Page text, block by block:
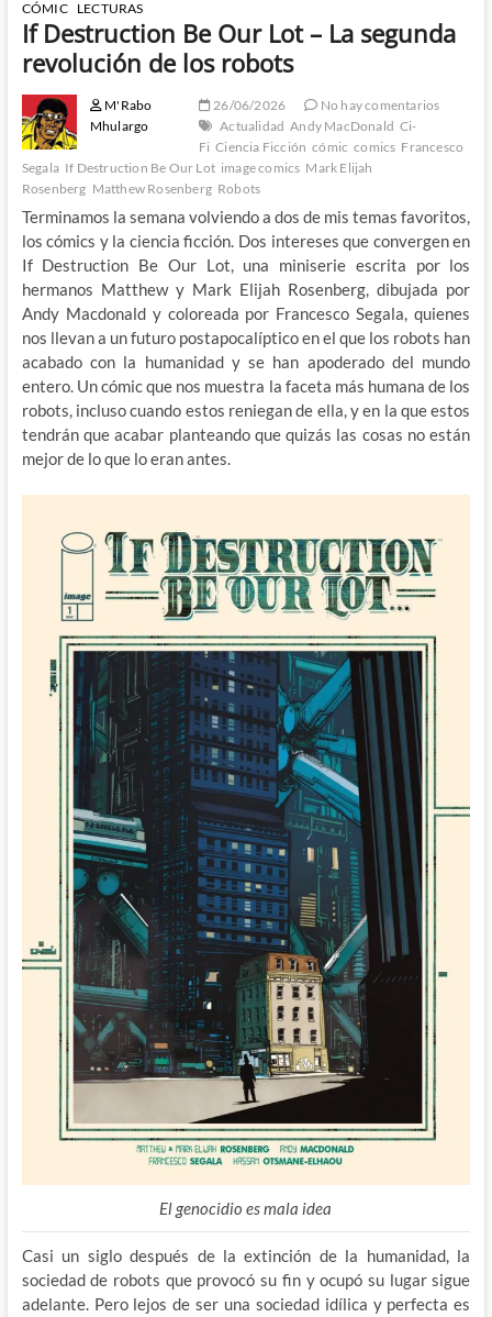
CÓMIC LECTURAS
If Destruction Be Our Lot – La segunda
revolución de los robots
M'Rabo
Mhulargo
26/06/2026
No hay comentarios
Actualidad Andy MacDonald Ci-
Fi Ciencia Ficción cómic comics Francesco
Segala If Destruction Be Our Lot image comics Mark Elijah
Rosenberg Matthew Rosenberg Robots
Terminamos la semana volviendo a dos de mis temas favoritos,
los cómics y la ciencia ficción. Dos intereses que convergen en
If Destruction Be Our Lot, una miniserie escrita por los
hermanos Matthew y Mark Elijah Rosenberg, dibujada por
Andy Macdonald y coloreada por Francesco Segala, quienes
nos llevan a un futuro postapocalíptico en el que los robots han
acabado con la humanidad y se han apoderado del mundo
entero. Un cómic que nos muestra la faceta más humana de los
robots, incluso cuando estos reniegan de ella, y en la que estos
tendrán que acabar planteando que quizás las cosas no están
mejor de lo que lo eran antes.
El genocidio es mala idea
Casi un siglo después de la extinción de la humanidad, la
sociedad de robots que provocó su fin y ocupó su lugar sigue
adelante. Pero lejos de ser una sociedad idílica y perfecta es